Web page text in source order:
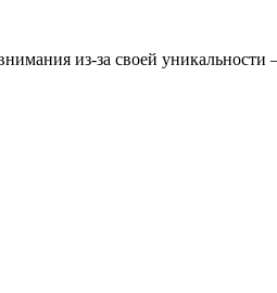
из-за своей уникальности